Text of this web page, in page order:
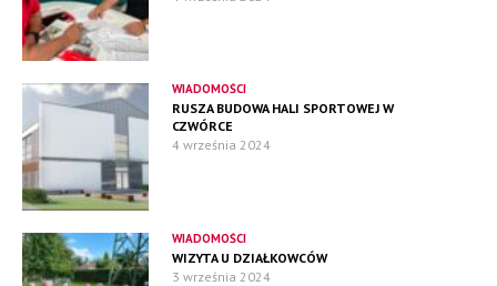
WIADOMOŚCI
RUSZA BUDOWA HALI SPORTOWEJ W
CZWÓRCE
4 września 2024
WIADOMOŚCI
WIZYTA U DZIAŁKOWCÓW
3 września 2024